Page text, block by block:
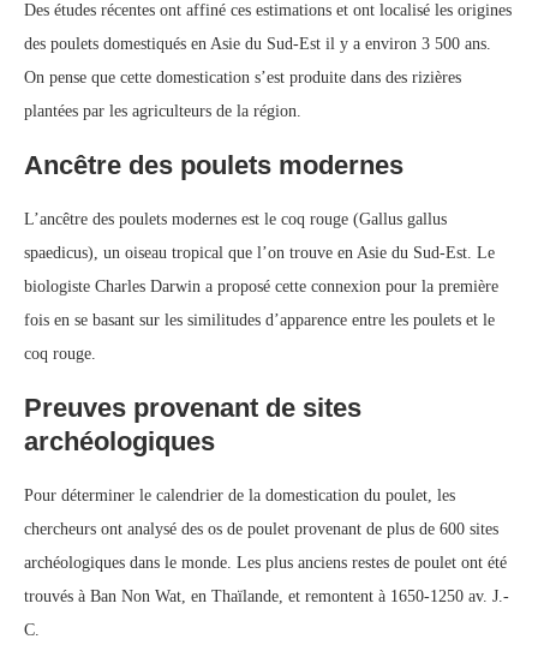
Des études récentes ont affiné ces estimations et ont localisé les origines
des poulets domestiqués en Asie du Sud-Est il y a environ 3 500 ans.
On pense que cette domestication s’est produite dans des rizières
plantées par les agriculteurs de la région.
Ancêtre des poulets modernes
L’ancêtre des poulets modernes est le coq rouge (Gallus gallus
spaedicus), un oiseau tropical que l’on trouve en Asie du Sud-Est. Le
biologiste Charles Darwin a proposé cette connexion pour la première
fois en se basant sur les similitudes d’apparence entre les poulets et le
coq rouge.
Preuves provenant de sites
archéologiques
Pour déterminer le calendrier de la domestication du poulet, les
chercheurs ont analysé des os de poulet provenant de plus de 600 sites
archéologiques dans le monde. Les plus anciens restes de poulet ont été
trouvés à Ban Non Wat, en Thaïlande, et remontent à 1650-1250 av. J.-
C.